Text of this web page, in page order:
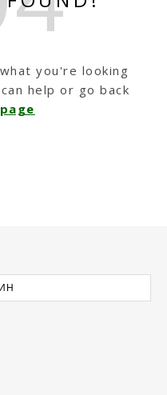
you're looking
help or go back